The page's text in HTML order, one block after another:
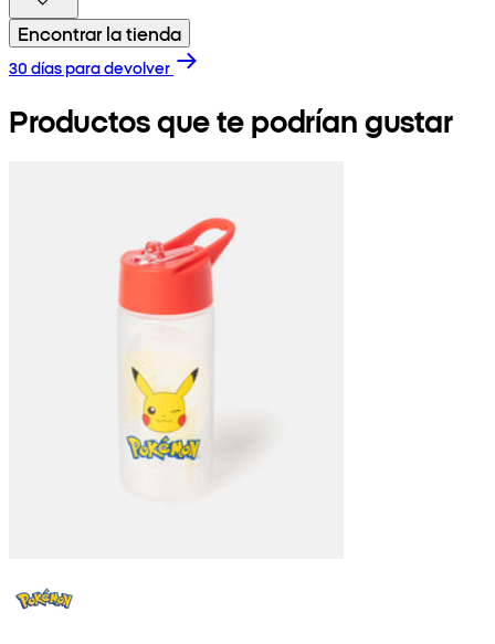
Encontrar la tienda
30 días para devolver
Productos que te podrían gustar